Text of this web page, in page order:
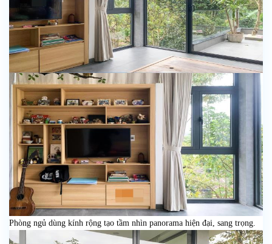
Phòng ngủ dùng kính rộng tạo tầm nhìn panorama hiện đại, sang trọng.